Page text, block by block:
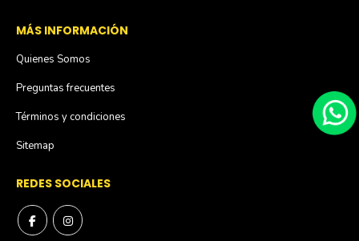
MÁS INFORMACIÓN
Quienes Somos
Preguntas frecuentes
Términos y condiciones
Sitemap
REDES SOCIALES